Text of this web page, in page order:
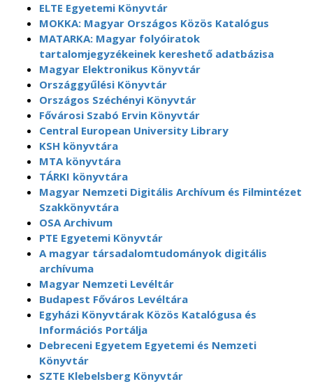
ELTE Egyetemi Könyvtár
MOKKA: Magyar Országos Közös Katalógus
MATARKA: Magyar folyóiratok
tartalomjegyzékeinek kereshető adatbázisa
Magyar Elektronikus Könyvtár
Országgyűlési Könyvtár
Országos Széchényi Könyvtár
Fővárosi Szabó Ervin Könyvtár
Central European University Library
KSH könyvtára
MTA könyvtára
TÁRKI könyvtára
Magyar Nemzeti Digitális Archívum és Filmintézet
Szakkönyvtára
OSA Archivum
PTE Egyetemi Könyvtár
A magyar társadalomtudományok digitális
archívuma
Magyar Nemzeti Levéltár
Budapest Főváros Levéltára
Egyházi Könyvtárak Közös Katalógusa és
Információs Portálja
Debreceni Egyetem Egyetemi és Nemzeti
Könyvtár
SZTE Klebelsberg Könyvtár